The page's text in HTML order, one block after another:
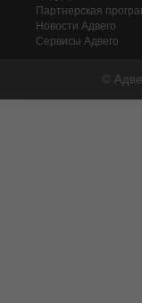
Партнерская
Новости Адвего
Сервисы Адвего
©